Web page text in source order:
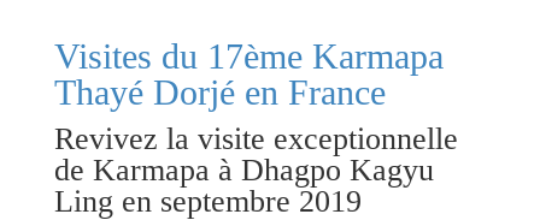
Visites du 17ème Karmapa
Thayé Dorjé en France
Revivez la visite exceptionnelle
de Karmapa à Dhagpo Kagyu
Ling en septembre 2019